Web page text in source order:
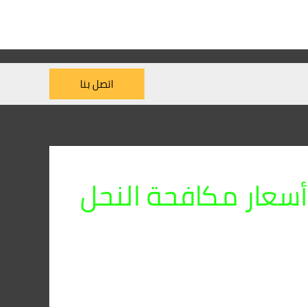
اتصل بنا
أسعار مكافحة النحل